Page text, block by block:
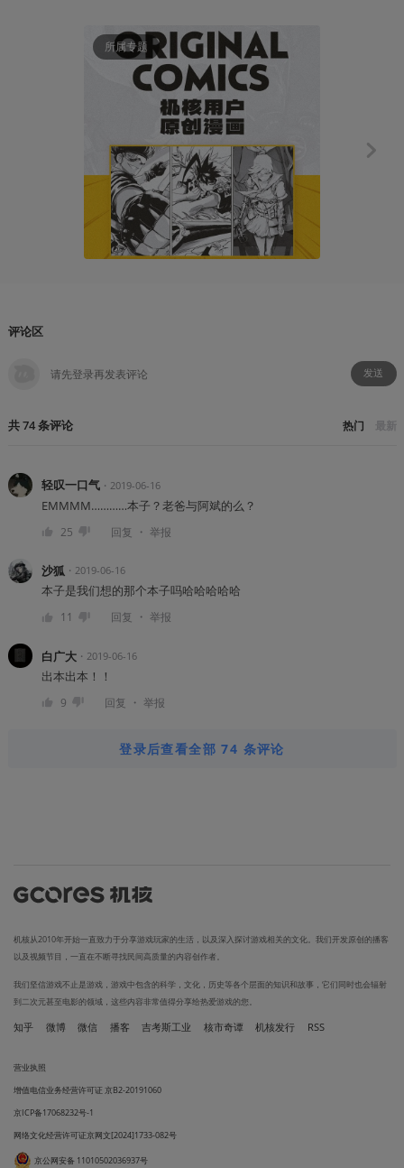
所属专题
创作笔记
评论区
发送
共74条评论 热门 最新
轻叹一口气・ 2019-06-16
EMMMM…………本子？老爸与阿斌的么？
25 回复 ・ 举报
沙狐 ・ 2019-06-16
本子是我们想的那个本子吗哈哈哈哈哈
11 回复 ・ 举报
白广大・ 2019-06-16
出本出本！！
9 回复 ・ 举报
登录后查看全部 74 条评论
机核从2010年开始一直致力于分享游戏玩家的生活，以及深入探讨游戏相关的文化。我们开发原创的播客
以及视频节目，一直在不断寻找民间高质量的内容创作者。
我们坚信游戏不止是游戏，游戏中包含的科学，文化，历史等各个层面的知识和故事，它们同时也会辐射
到二次元甚至电影的领域，这些内容非常值得分享给热爱游戏的您。
知乎 微博 微信 播客 吉考斯工业 核市奇谭 机核发行 RSS
营业执照
增值电信业务经营许可证 京B2-20191060
京ICP备17068232号-1
网络文化经营许可证京网文[2024]1733-082号
京公网安备 11010502036937号